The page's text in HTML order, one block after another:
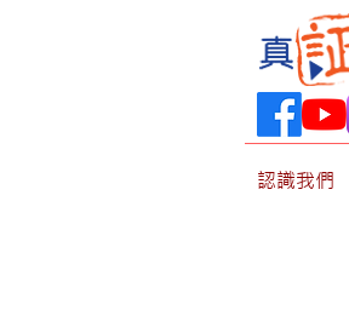
認識我們